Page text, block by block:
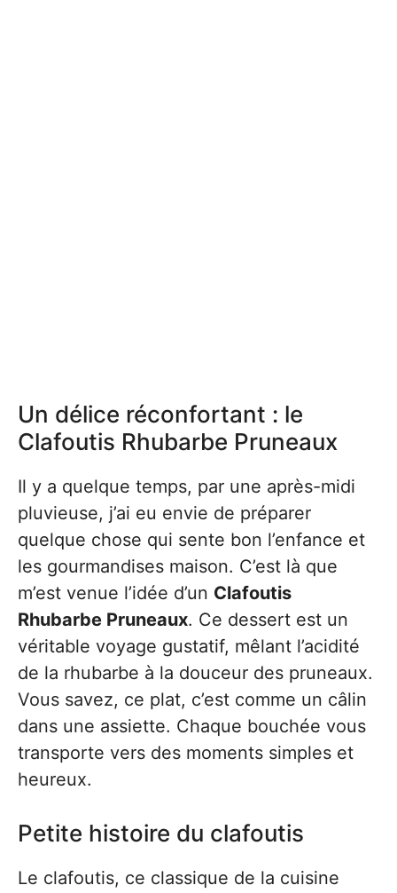
Un délice réconfortant : le
Clafoutis Rhubarbe Pruneaux
Il y a quelque temps, par une après-midi
pluvieuse, j’ai eu envie de préparer
quelque chose qui sente bon l’enfance et
les gourmandises maison. C’est là que
m’est venue l’idée d’un Clafoutis
Rhubarbe Pruneaux. Ce dessert est un
véritable voyage gustatif, mêlant l’acidité
de la rhubarbe à la douceur des pruneaux.
Vous savez, ce plat, c’est comme un câlin
dans une assiette. Chaque bouchée vous
transporte vers des moments simples et
heureux.
Petite histoire du clafoutis
Le clafoutis, ce classique de la cuisine